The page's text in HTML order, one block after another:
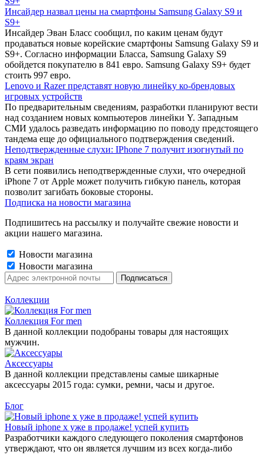
Инсайдер назвал цены на смартфоны Samsung Galaxy S9 и
S9+
Инсайдер Эван Бласс сообщил, по каким ценам будут
продаваться новые корейские смартфоны Samsung Galaxy S9 и
S9+. Согласно информации Бласса, Samsung Galaxy S9
обойдется покупателю в 841 евро. Samsung Galaxy S9+ будет
стоить 997 евро.
Lenovo и Razer представят новую линейку ко-брендовых
игровых устройств
По предварительным сведениям, разработки планируют вести
над созданием новых компьютеров линейки Y. Западным
СМИ удалось разведать информацию по поводу предстоящего
тандема еще до официального подтверждения сведений.
Неподтвержденные слухи: IPhone 7 получит изогнутый по
краям экран
В сети появились неподтвержденные слухи, что очередной
iPhone 7 от Apple может получить гибкую панель, которая
позволит загибать боковые стороны.
Подписка на новости магазина
Подпишитесь на рассылку и получайте свежие новости и
акции нашего магазина.
Новости магазина
Новости магазина
Коллекции
Коллекция For men
В данной коллекции подобраны товары для настоящих
мужчин.
Аксессуары
В данной коллекции представлены самые шикарные
аксессуары 2015 года: сумки, ремни, часы и другое.
Блог
Новый iphone x уже в продаже! успей купить
Разработчики каждого следующего поколения смартфонов
утверждают, что он является лучшим из всех когда-либо